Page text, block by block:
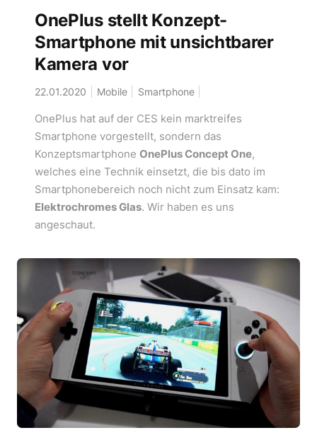
OnePlus stellt Konzept-
Smartphone mit unsichtbarer
Kamera vor
22.01.2020 Mobile Smartphone
OnePlus hat auf der CES kein marktreifes
Smartphone vorgestellt, sondern das
Konzeptsmartphone OnePlus Concept One,
welches eine Technik einsetzt, die bis dato im
Smartphonebereich noch nicht zum Einsatz kam:
Elektrochromes Glas. Wir haben es uns
angeschaut.